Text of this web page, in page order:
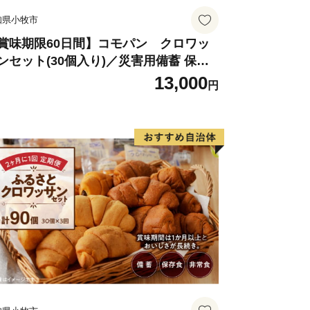
小牧市
味期限60日間】コモパン クロワッ
セット(30個入り)／災害用備蓄 保存
13,000円